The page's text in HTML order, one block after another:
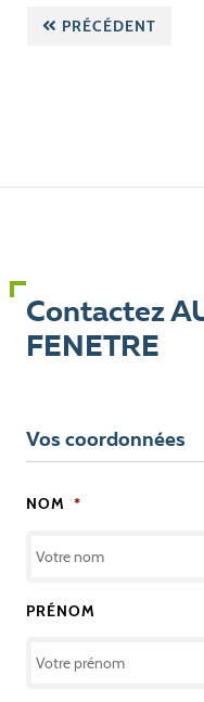
PRÉCÉDENT
Contactez
FENETRE
Vos coordonnées
NOM *
PRÉNOM